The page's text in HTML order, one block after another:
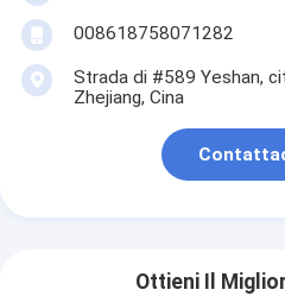
008618758071282
Strada di #589 Yeshan,
Zhejiang, Cina
Ottieni Il